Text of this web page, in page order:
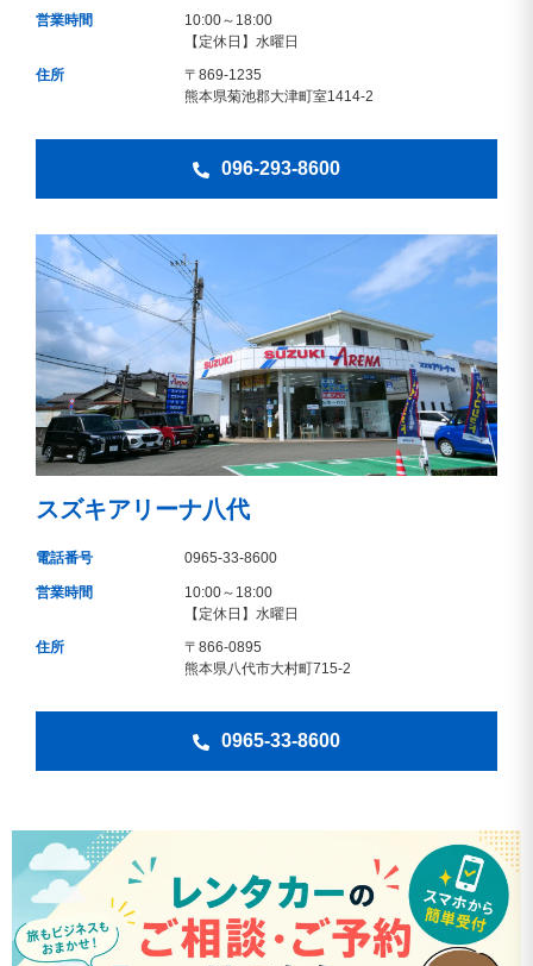
営業時間
10:00～18:00
【定休日】水曜日
住所
〒869-1235
熊本県菊池郡大津町室1414-2
096-293-8600
スズキアリーナ八代
電話番号 0965-33-8600
営業時間
10:00～18:00
【定休日】水曜日
住所
〒866-0895
熊本県八代市大村町715-2
0965-33-8600